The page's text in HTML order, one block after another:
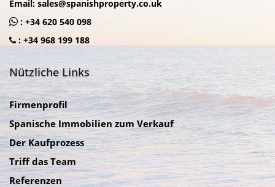
Email: sales@spanishproperty.co.uk
: +34 620 540 098
: +34 968 199 188
Nützliche Links
Firmenprofil
Spanische Immobilien zum Verkauf
Der Kaufprozess
Triff das Team
Referenzen